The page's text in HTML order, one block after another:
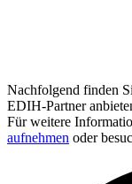
Nachfolgend finden
EDIH-Partner
Für weitere
aufnehmen oder